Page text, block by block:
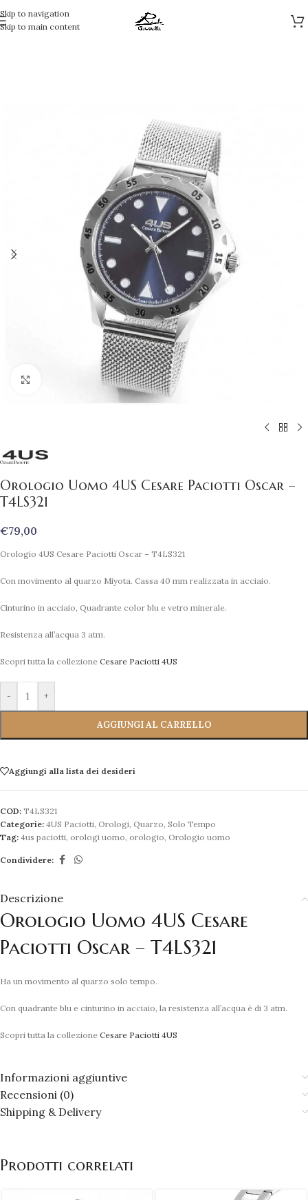
Skip to navigation
Skip to main content
Clicca per ingrandire
Orologio Uomo 4US Cesare Paciotti Oscar –
T4LS321
€79,00
Orologio 4US Cesare Paciotti Oscar – T4LS321
Con movimento al quarzo Miyota. Cassa 40 mm realizzata in acciaio.
Cinturino in acciaio, Quadrante color blu e vetro minerale.
Resistenza all’acqua 3 atm.
Scopri tutta la collezione Cesare Paciotti 4US
- +
AGGIUNGI AL CARRELLO
Aggiungi alla lista dei desideri
COD: T4LS321
Categorie: 4US Paciotti Orologi Quarzo Solo Tempo
Tag: 4us paciotti orologi uomo orologio Orologio uomo
Condividere:
Descrizione
Orologio Uomo 4US Cesare
Paciotti Oscar – T4LS321
Ha un movimento al quarzo solo tempo.
Con quadrante blu e cinturino in acciaio, la resistenza all’acqua è di 3 atm.
Scopri tutta la collezione Cesare Paciotti 4US
Informazioni aggiuntive
Recensioni (0)
Shipping & Delivery
Prodotti correlati